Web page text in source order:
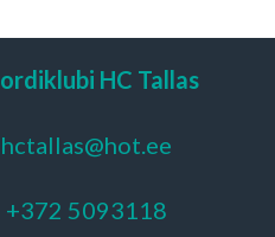
HC Tallas
hctallas@hot.ee
+372 5093118